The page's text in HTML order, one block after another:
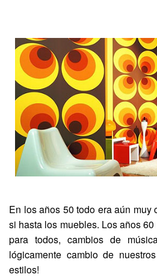
En los años 50 todo era aún muy
si hasta los muebles. Los años
para todos, cambios de
lógicamente cambio de
estilos!